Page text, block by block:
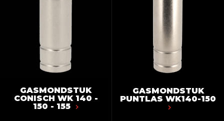
GASMONDSTUK
CONISCH WK 140 -
150 - 155
GASMONDSTUK
PUNTLAS WK140-150